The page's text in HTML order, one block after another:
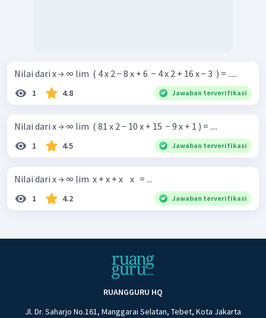
Nilai dari x → ∞ lim ​ ( 4 x 2 − 8 x + 6 ​ − 4 x 2 + 16 x − 3 ​ ) = .....
1 4.8 Jawaban terverifikasi
Nilai dari x → ∞ lim ​ ( 81 x 2 − 10 x + 15 ​ − 9 x + 1 ) = ....
1 4.5 Jawaban terverifikasi
Nilai dari x → ∞ lim ​ x + x + x ​ ​ ​ x ​ ​ = ...
1 4.2 Jawaban terverifikasi
RUANGGURU HQ
Jl. Dr. Saharjo No.161, Manggarai Selatan, Tebet, Kota Jakarta